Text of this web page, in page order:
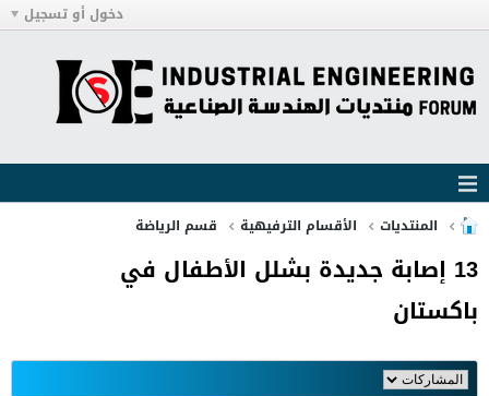
دخول أو تسجيل
المنتديات الأقسام الترفيهية قسم الرياضة
13 إصابة جديدة بشلل الأطفال في
باكستان